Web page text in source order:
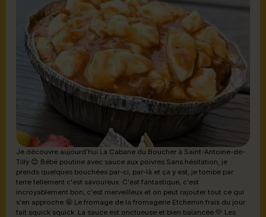
Je découvre aujourd'hui La Cabane du Boucher à Saint-Antoine-de-
Tilly 😊 Bébé poutine avec sauce aux poivres Sans hésitation, je
prends quelques bouchées par-ci, par-là et ça y est, je tombe par
terre tellement c'est savoureux. C'est fantastique, c'est
incroyablement bon, c'est merveilleux et on peut rajouter tout ce qui
s'en approche 🤩 Le fromage de la fromagerie Etchemin frais du jour
fait squick squick. La sauce est onctueuse et bien balancée 💛 Les